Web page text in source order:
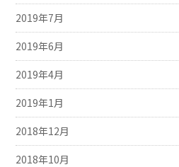
2019年7月
2019年6月
2019年4月
2019年1月
2018年12月
2018年10月